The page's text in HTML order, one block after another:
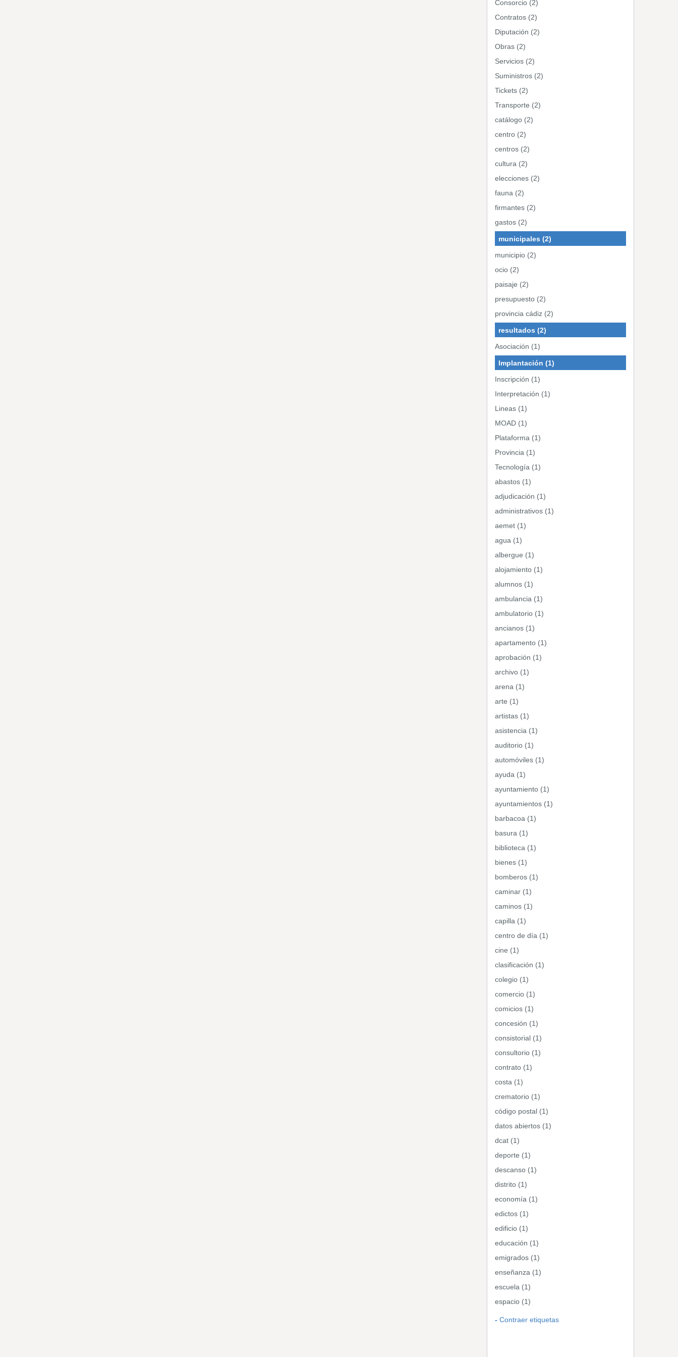
Consorcio (2)
Contratos (2)
Diputación (2)
Obras (2)
Servicios (2)
Suministros (2)
Tickets (2)
Transporte (2)
catálogo (2)
centro (2)
centros (2)
cultura (2)
elecciones (2)
fauna (2)
firmantes (2)
gastos (2)
municipales (2)
municipio (2)
ocio (2)
paisaje (2)
presupuesto (2)
provincia cádiz (2)
resultados (2)
Asociación (1)
Implantación (1)
Inscripción (1)
Interpretación (1)
Lineas (1)
MOAD (1)
Plataforma (1)
Provincia (1)
Tecnología (1)
abastos (1)
adjudicación (1)
administrativos (1)
aemet (1)
agua (1)
albergue (1)
alojamiento (1)
alumnos (1)
ambulancia (1)
ambulatorio (1)
ancianos (1)
apartamento (1)
aprobación (1)
archivo (1)
arena (1)
arte (1)
artistas (1)
asistencia (1)
auditorio (1)
automóviles (1)
ayuda (1)
ayuntamiento (1)
ayuntamientos (1)
barbacoa (1)
basura (1)
biblioteca (1)
bienes (1)
bomberos (1)
caminar (1)
caminos (1)
capilla (1)
centro de día (1)
cine (1)
clasificación (1)
colegio (1)
comercio (1)
comicios (1)
concesión (1)
consistorial (1)
consultorio (1)
contrato (1)
costa (1)
crematorio (1)
código postal (1)
datos abiertos (1)
dcat (1)
deporte (1)
descanso (1)
distrito (1)
economía (1)
edictos (1)
edificio (1)
educación (1)
emigrados (1)
enseñanza (1)
escuela (1)
espacio (1)
Contraer etiquetas